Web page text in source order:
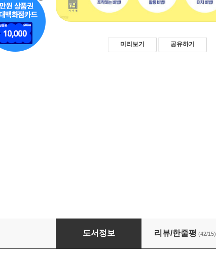
미리보기 공유하기
초등 첫 그림 수업
도서정보 리뷰/한줄평 (42/15)